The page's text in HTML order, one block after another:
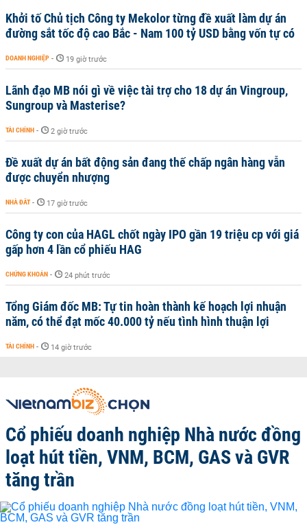
Khởi tố Chủ tịch Công ty Mekolor từng đề xuất làm dự án
đường sắt tốc độ cao Bắc - Nam 100 tỷ USD bằng vốn tự có
DOANH NGHIỆP - 19 giờ trước
Lãnh đạo MB nói gì về việc tài trợ cho 18 dự án Vingroup,
Sungroup và Masterise?
TÀI CHÍNH - 2 giờ trước
Đề xuất dự án bất động sản đang thế chấp ngân hàng vẫn
được chuyển nhượng
NHÀ ĐẤT - 17 giờ trước
Công ty con của HAGL chốt ngày IPO gần 19 triệu cp với giá
gấp hơn 4 lần cổ phiếu HAG
CHỨNG KHOÁN - 24 phút trước
Tổng Giám đốc MB: Tự tin hoàn thành kế hoạch lợi nhuận
năm, có thể đạt mốc 40.000 tỷ nếu tình hình thuận lợi
TÀI CHÍNH - 14 giờ trước
Cổ phiếu doanh nghiệp Nhà nước đồng
loạt hút tiền, VNM, BCM, GAS và GVR
tăng trần